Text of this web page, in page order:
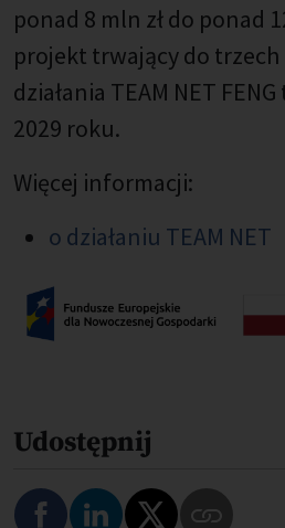
ponad 8 mln zł do ponad
projekt trwający do
działania TEAM NET
2029 roku.
Więcej informacji:
o działaniu TEAM NET
Udostępnij